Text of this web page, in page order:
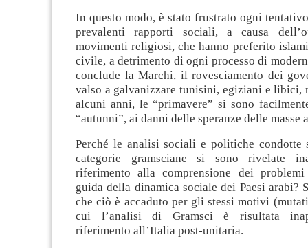
In questo modo, è stato frustrato ogni
prevalenti rapporti sociali, a causa
movimenti religiosi, che hanno preferito
civile, a detrimento di ogni processo di
conclude la Marchi, il rovesciamento dei
valso a galvanizzare tunisini, egiziani e libici,
alcuni anni, le “primavere” si sono
“autunni”, ai danni delle speranze delle masse
Perché le analisi sociali e politiche condotte
categorie gramsciane si sono rivelate
riferimento alla comprensione dei
guida della dinamica sociale dei Paesi arabi?
che ciò è accaduto per gli stessi motivi
cui l’analisi di Gramsci è risultata
riferimento all’Italia post-unitaria.